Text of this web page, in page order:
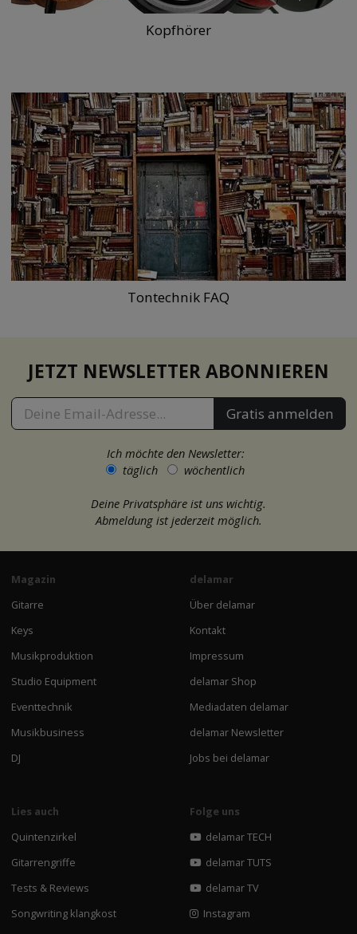
Kopfhörer
Tontechnik FAQ
JETZT NEWSLETTER ABONNIEREN
Gratis anmelden
Ich möchte den Newsletter:
täglich
wöchentlich
Deine Privatsphäre ist uns wichtig.
Abmeldung ist jederzeit möglich.
Magazin
Gitarre
Keys
Musikproduktion
Studio Equipment
Eventtechnik
Musikbusiness
DJ
delamar
Über delamar
Kontakt
Impressum
delamar Shop
Mediadaten delamar
delamar Newsletter
Jobs bei delamar
Lies auch
Quintenzirkel
Gitarrengriffe
Tests & Reviews
Songwriting klangkost
Folge uns
delamar TECH
delamar TUTS
delamar TV
Instagram